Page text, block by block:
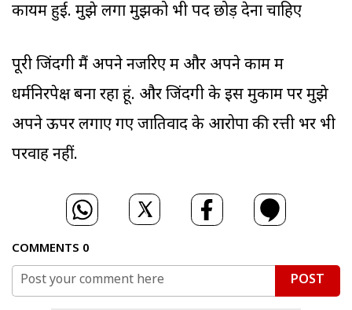
कायम हुई. मुझे लगा मुझको भी पद छोड़ देना चाहिए
पूरी जिंदगी मैं अपने नजरिए में और अपने काम में
धर्मनिरपेक्ष बना रहा हूं. और जिंदगी के इस मुकाम पर मुझे
अपने ऊपर लगाए गए जातिवाद के आरोपों की रत्ती भर भी
परवाह नहीं.
COMMENTS 0
POST